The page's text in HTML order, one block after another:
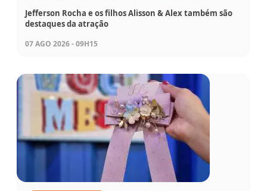
Jefferson Rocha e os filhos Alisson & Alex também são
destaques da atração
07 AGO 2026 - 09H15